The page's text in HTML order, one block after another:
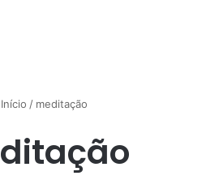
/ meditação